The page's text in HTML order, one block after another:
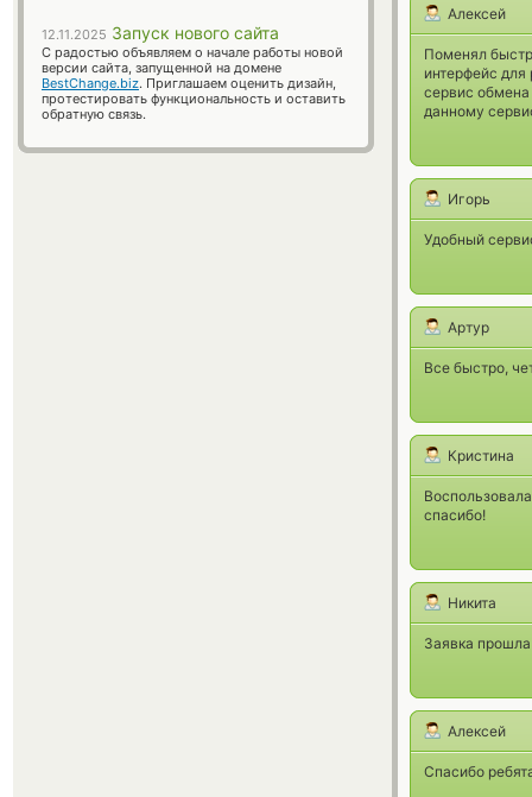
Алексей
Поменял
интерфейс
сервис
данному
Игорь
Удобный
Артур
Все быстро,
Кристина
спасибо!
Никита
Заявка
Алексей
Спасибо
12.11.2025 Запуск нового сайта
С радостью объявляем о начале работы новой
версии сайта, запущенной на домене
BestChange.biz. Приглашаем оценить дизайн,
протестировать функциональность и оставить
обратную связь.